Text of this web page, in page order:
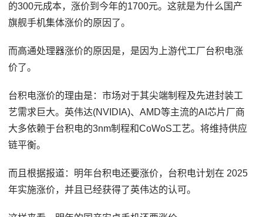
的300元成本，涨价到今年的1700元。这就是为什么国产
旗舰手机集体涨价的原因了。
而高通处理器涨价的原因是，是因为上游代工厂台积电涨
价了。
台积电涨价的理由是：市场对于其尖端制程及先进封装工
艺需求巨大。英伟达(NVIDIA)、AMD等主流的AI芯片厂商
大多依赖于台积电的3nm制程和CoWoS工艺。将维持供应
链平衡。
而且根据报道：明年台积电还要涨价，台积电计划在 2025
年实施涨价，并且已经获得了英伟达的认可。